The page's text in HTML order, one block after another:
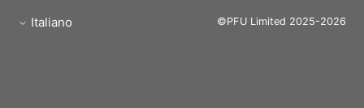
Italiano ©PFU Limited 2025-2026